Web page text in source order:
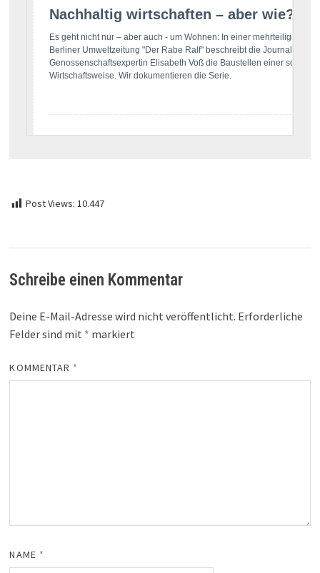
Post Views: 10.447
Schreibe einen Kommentar
Deine E-Mail-Adresse wird nicht veröffentlicht. Erforderliche
Felder sind mit * markiert
KOMMENTAR *
NAME *